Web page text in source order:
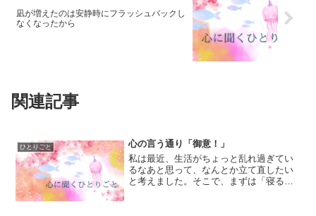
凪が増えたのは安静時にフラッシュバックし
なくなったから
関連記事
ひとりごと
心の言う通り「御意！」
私は最近、生活がちょっと乱れ過ぎてい
るなあと思って、なんとか立て直したい
と考えました。そこで、まずは「寝る時